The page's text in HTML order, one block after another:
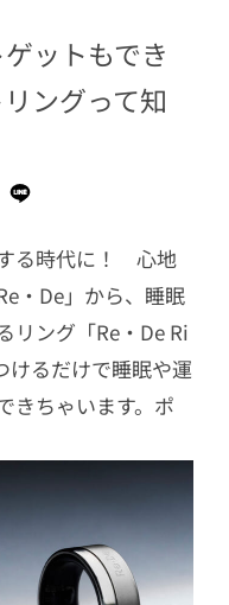
ットもでき
ングって知
る時代に！ 心地
・De」から、睡眠
リング「Re・De Ri
けるだけで睡眠や運
きちゃいます。ポ